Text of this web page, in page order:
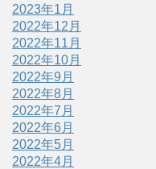
2023年1月
2022年12月
2022年11月
2022年10月
2022年9月
2022年8月
2022年7月
2022年6月
2022年5月
2022年4月